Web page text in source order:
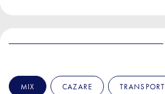
MIX CAZARE TRANSPORT